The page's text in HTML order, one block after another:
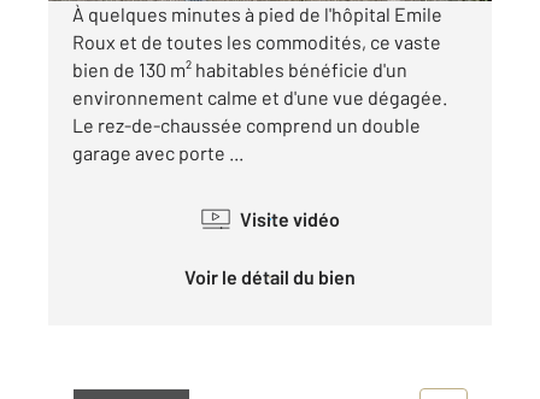
À quelques minutes à pied de l'hôpital Emile
Roux et de toutes les commodités, ce vaste
bien de 130 m² habitables bénéficie d'un
environnement calme et d'une vue dégagée.
Le rez-de-chaussée comprend un double
garage avec porte ...
Visite vidéo
Voir le détail du bien